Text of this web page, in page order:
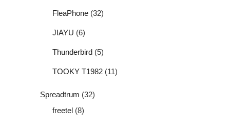
FleaPhone (32)
JIAYU (6)
Thunderbird (5)
TOOKY T1982 (11)
Spreadtrum (32)
freetel (8)